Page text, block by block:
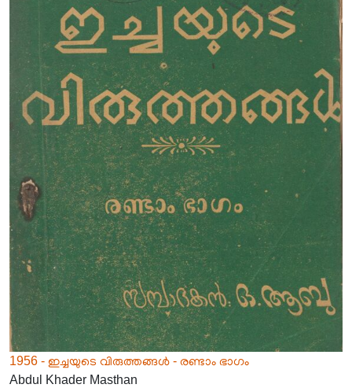
1956 - ഇച്ചയുടെ വിരുത്തങ്ങൾ - രണ്ടാം ഭാഗം
Abdul Khader Masthan